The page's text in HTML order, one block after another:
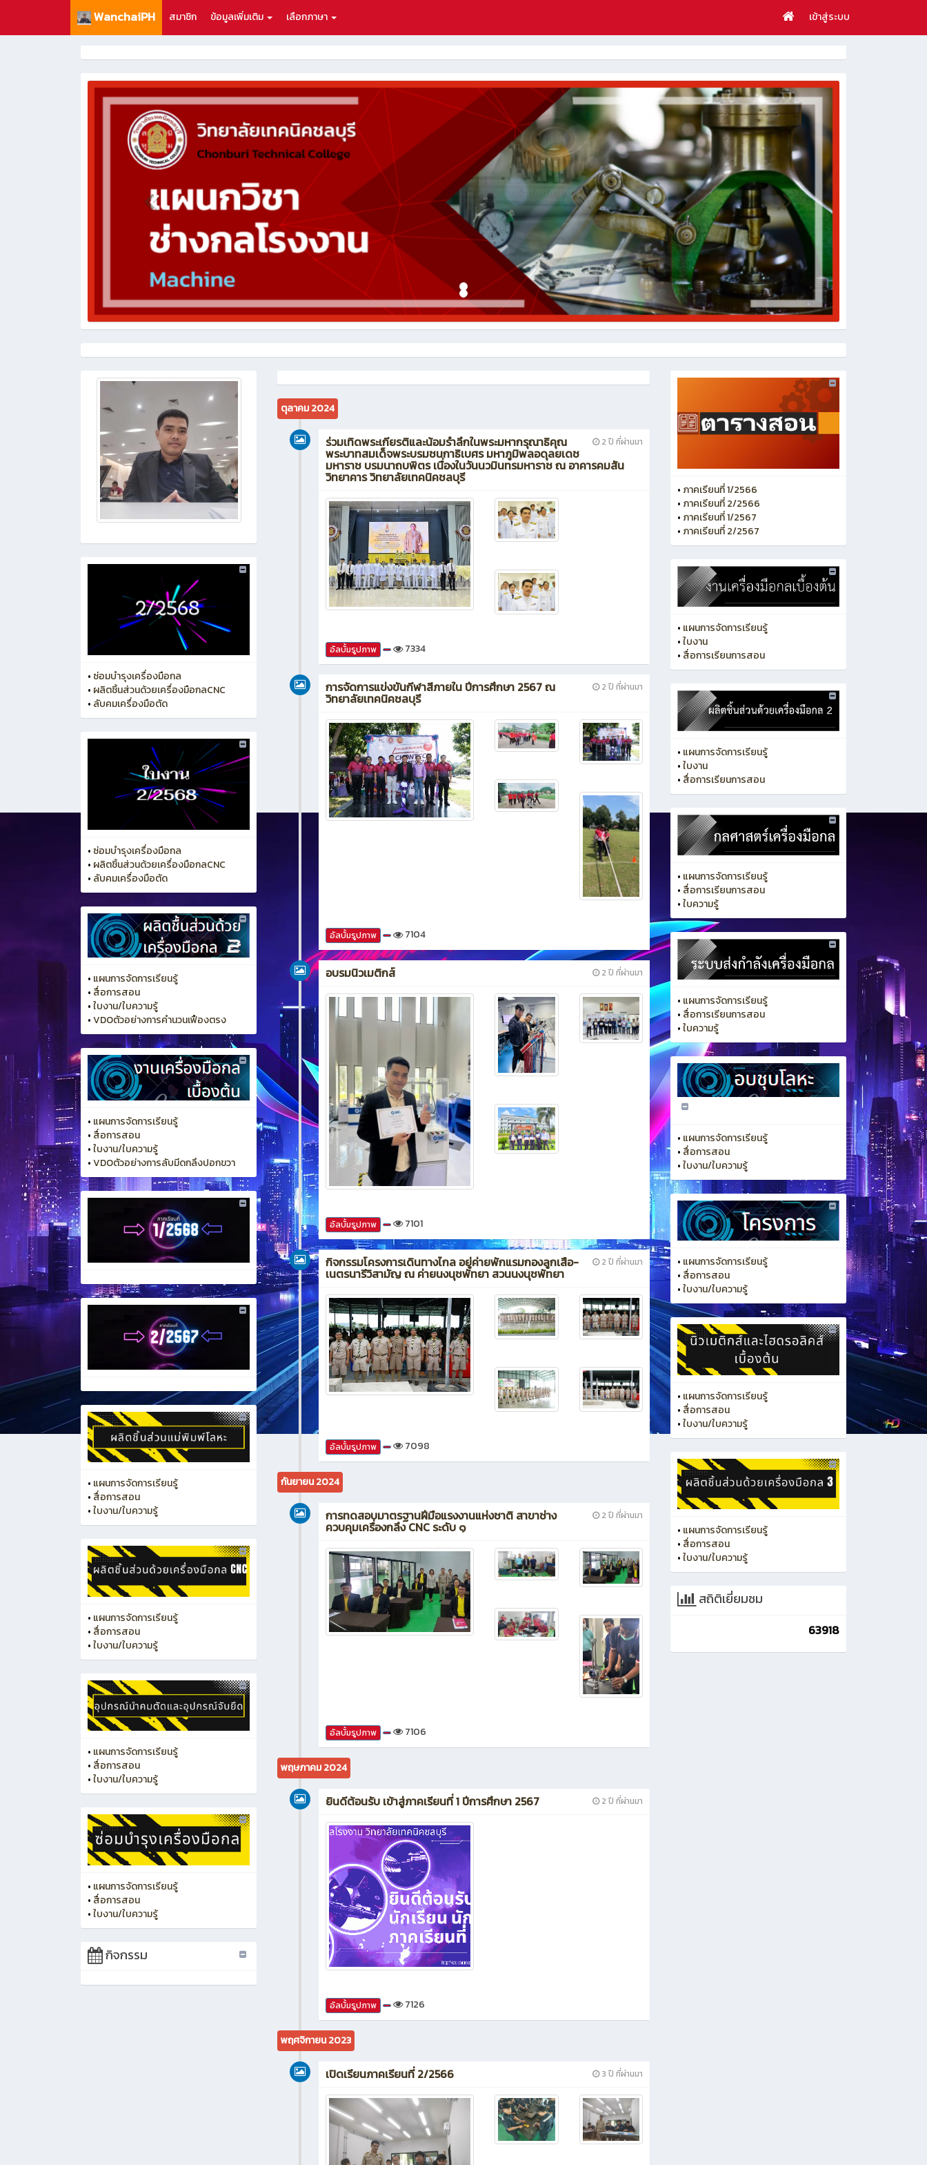
WanchaiPH สมาชิก ข้อมูลเพิ่มเติม เลือกภาษา เข้าสู่ระบบ
• ซ่อมบำรุงเครื่องมือกล
• ผลิตชิ้นส่วนด้วยเครื่องมือกลCNC
• ลับคมเครื่องมือตัด
• ซ่อมบำรุงเครื่องมือกล
• ผลิตชิ้นส่วนด้วยเครื่องมือกลCNC
• ลับคมเครื่องมือตัด
• แผนการจัดการเรียนรู้
• สื่อการสอน
•ใบงาน/ใบความรู้
•VDOตัวอย่างการคำนวนเฟืองตรง
• แผนการจัดการเรียนรู้
• สื่อการสอน
•ใบงาน/ใบความรู้
•VDOตัวอย่างการลับมีดกลึงปอกขวา
• แผนการจัดการเรียนรู้
• สื่อการสอน
•ใบงาน/ใบความรู้
• แผนการจัดการเรียนรู้
• สื่อการสอน
•ใบงาน/ใบความรู้
• แผนการจัดการเรียนรู้
• สื่อการสอน
•ใบงาน/ใบความรู้
• แผนการจัดการเรียนรู้
• สื่อการสอน
•ใบงาน/ใบความรู้
กิจกรรม
ตุลาคม 2024
2 ปี ที่ผ่านมา
ร่วมเทิดพระเกียรติและน้อมรำลึกในพระมหากรุณาธิคุณ
พระบาทสมเด็จพระบรมชนกาธิเบศร มหาภูมิพลอดุลยเดช
มหาราช บรมนาถบพิตร เนื่องในวันนวมินทรมหาราช ณ อาคารคมสัน
วิทยาคาร วิทยาลัยเทคนิคชลบุรี
อัลบั้มรูปภาพ 7334
2 ปี ที่ผ่านมา
การจัดการแข่งขันกีฬาสีภายใน ปีการศึกษา 2567 ณ
วิทยาลัยเทคนิคชลบุรี
อัลบั้มรูปภาพ 7104
2 ปี ที่ผ่านมา
อบรมนิวเมติกส์
อัลบั้มรูปภาพ 7101
2 ปี ที่ผ่านมา
กิจกรรมโครงการเดินทางไกล อยู่ค่ายพักแรมกองลูกเสือ-
เนตรนารีวิสามัญ ณ ค่ายนงนุชพัทยา สวนนงนุชพัทยา
อัลบั้มรูปภาพ 7098
กันยายน 2024
2 ปี ที่ผ่านมา
การทดสอบมาตรฐานฝีมือแรงงานแห่งชาติ สาขาช่าง
ควบคุมเครื่องกลึง CNC ระดับ ๑
อัลบั้มรูปภาพ 7106
พฤษภาคม 2024
2 ปี ที่ผ่านมา
ยินดีต้อนรับ เข้าสู่ภาคเรียนที่ 1 ปีการศึกษา 2567
อัลบั้มรูปภาพ 7126
พฤศจิกายน 2023
3 ปี ที่ผ่านมา
เปิดเรียนภาคเรียนที่ 2/2566
• ภาคเรียนที่ 1/2566
• ภาคเรียนที่ 2/2566
• ภาคเรียนที่ 1/2567
• ภาคเรียนที่ 2/2567
• แผนการจัดการเรียนรู้
•ใบงาน
• สื่อการเรียนการสอน
• แผนการจัดการเรียนรู้
•ใบงาน
• สื่อการเรียนการสอน
• แผนการจัดการเรียนรู้
• สื่อการเรียนการสอน
•ใบความรู้
• แผนการจัดการเรียนรู้
• สื่อการเรียนการสอน
•ใบความรู้
• แผนการจัดการเรียนรู้
• สื่อการสอน
•ใบงาน/ใบความรู้
• แผนการจัดการเรียนรู้
• สื่อการสอน
•ใบงาน/ใบความรู้
• แผนการจัดการเรียนรู้
• สื่อการสอน
•ใบงาน/ใบความรู้
• แผนการจัดการเรียนรู้
• สื่อการสอน
•ใบงาน/ใบความรู้
สถิติเยี่ยมชม
63918